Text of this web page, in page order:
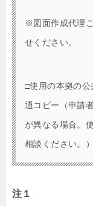
※図面作成代理
せください。
□使用の本拠の
通コピー（申請
が異なる場合。
相談ください。）
注１